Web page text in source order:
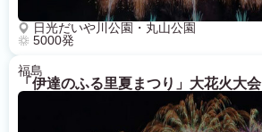
日光だいや川公園・丸山公園
5000発
福島
「伊達のふる里夏まつり」大花火大会